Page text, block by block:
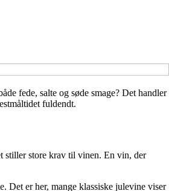
fede, salte og søde smage? Det handler
fuldendt.
stiller store krav til vinen. En vin, der
Det er her, mange klassiske julevine viser